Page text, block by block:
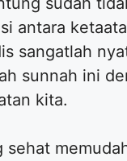
antara
sangatlah
sunnah ini
kita.
sehat